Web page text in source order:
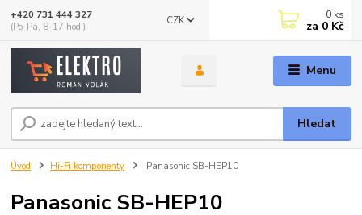
Menu
CZK
Hledat
+420 731 444 327
(Po-Pá, 8-17 hod.)
0 ks
za 0 Kč
Úvod Hi-Fi komponenty Panasonic SB-HEP10
Panasonic SB-HEP10